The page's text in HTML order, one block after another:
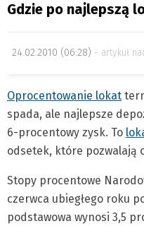
Gdzie po najlepszą
24.02.2010 (06:28) artykuł
Oprocentowanie lokat
spada, ale najlepsze
6-procentowy zysk. To
odsetek, które pozwalają
Stopy procentowe
czerwca ubiegłego roku
podstawowa wynosi 3,5